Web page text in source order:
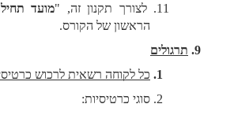
לצורך תקנון זה, "מועד תחילת
הראשון של הקורס.
תרגולים
כל לקוחה רשאית לרכוש כרטיסייה
סוגי כרטיסיות: